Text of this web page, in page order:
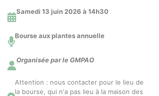
n
Samedi 13 juin 2026 à 14h30
Bourse aux plantes annuelle
Organisée par le GMPAO
Attention : nous contacter pour le lieu de
la bourse, qui n'a pas lieu à la maison des